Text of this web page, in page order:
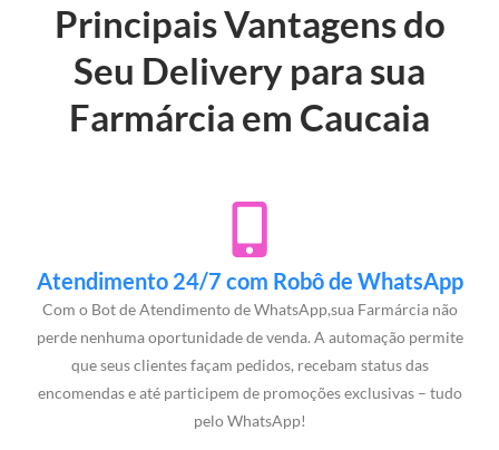
Principais Vantagens do
Seu Delivery para sua
Farmárcia em Caucaia
Atendimento 24/7 com Robô de WhatsApp
Com o Bot de Atendimento de WhatsApp,sua Farmárcia não
perde nenhuma oportunidade de venda. A automação permite
que seus clientes façam pedidos, recebam status das
encomendas e até participem de promoções exclusivas – tudo
pelo WhatsApp!